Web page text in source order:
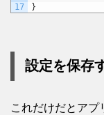
17
}
設定を保存
これだけだとアプ